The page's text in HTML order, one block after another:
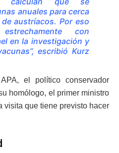
anuales para cerca
austríacos. Por eso
estrechamente con
en la investigación y
escribió Kurz
el político conservador
homólogo, el primer ministro
visita que tiene previsto hacer